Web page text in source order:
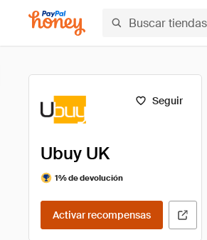
Seguir
Ubuy UK
1% de devolución
Activar recompensas